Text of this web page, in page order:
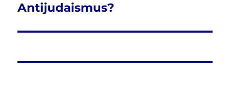
Beitrag:
Antijudaismus?